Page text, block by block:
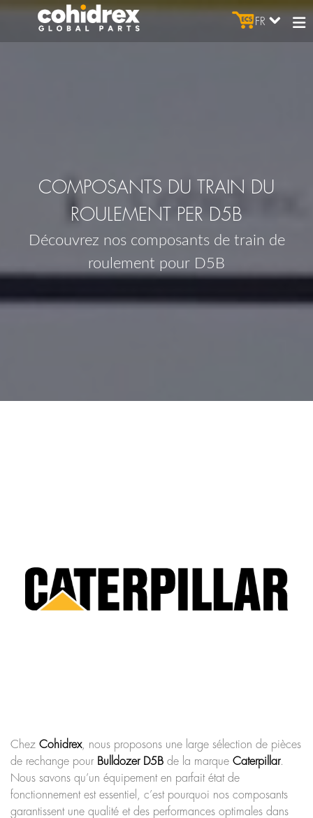
FR
COMPOSANTS DU TRAIN DU
ROULEMENT PER D5B
Découvrez nos composants de train de
roulement pour D5B
Chez Cohidrex, nous proposons une large sélection de pièces
de rechange pour Bulldozer D5B de la marque Caterpillar.
Nous savons qu’un équipement en parfait état de
fonctionnement est essentiel, c’est pourquoi nos composants
garantissent une qualité et des performances optimales dans